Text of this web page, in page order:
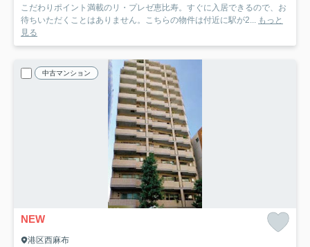
こだわりポイント満載のリ・プレゼ恵比寿。すぐに入居できるので、お
待ちいただくことはありません。こちらの物件は付近に駅が2...
もっと
見る
中古マンション
NEW
港区西麻布